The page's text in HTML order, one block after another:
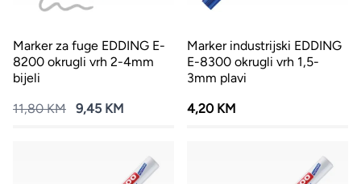
Marker za fuge EDDING E-
8200 okrugli vrh 2-4mm
bijeli
11,80 KM
9,45 KM
Marker industrijski EDDING
E-8300 okrugli vrh 1,5-
3mm plavi
4,20 KM